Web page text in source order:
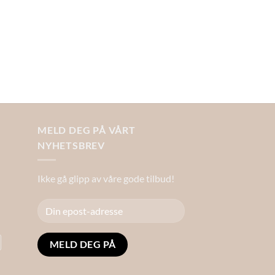
MELD DEG PÅ VÅRT
NYHETSBREV
Ikke gå glipp av våre gode tilbud!